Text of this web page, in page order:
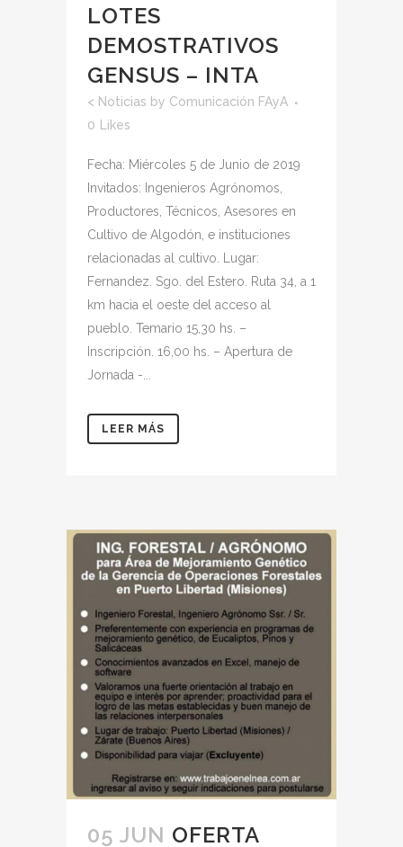
LOTES
DEMOSTRATIVOS
GENSUS – INTA
< Noticias by Comunicación FAyA
0
Likes
Fecha: Miércoles 5 de Junio de 2019
Invitados: Ingenieros Agrónomos,
Productores, Técnicos, Asesores en
Cultivo de Algodón, e instituciones
relacionadas al cultivo. Lugar:
Fernandez. Sgo. del Estero. Ruta 34, a 1
km hacia el oeste del acceso al
pueblo. Temario 15,30 hs. –
Inscripción. 16,00 hs. – Apertura de
Jornada -...
LEER MÁS
05 JUN OFERTA